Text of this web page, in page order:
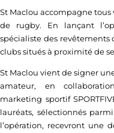
St Maclou accompagne tous
de rugby. En lançant
spécialiste des revêtements
clubs situés à proximité de
St Maclou vient de signer
amateur, en
marketing sportif
lauréats, sélectionnés
l’opération, recevront une